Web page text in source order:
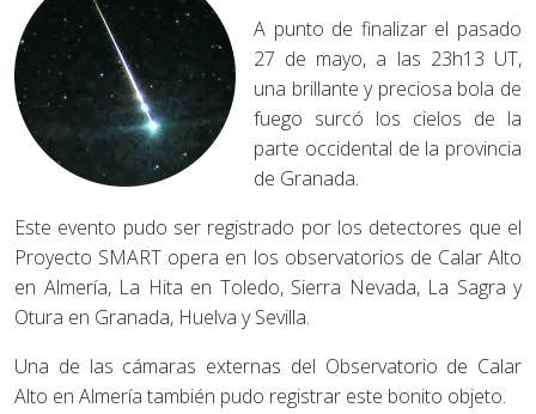
A punto de finalizar el pasado
27 de mayo, a las 23h13 UT,
una brillante y preciosa bola de
fuego surcó los cielos de la
parte occidental de la provincia
de Granada.
Este evento pudo ser registrado por los detectores que el
Proyecto SMART opera en los observatorios de Calar Alto
en Almería, La Hita en Toledo, Sierra Nevada, La Sagra y
Otura en Granada, Huelva y Sevilla.
Una de las cámaras externas del Observatorio de Calar
Alto en Almería también pudo registrar este bonito objeto.